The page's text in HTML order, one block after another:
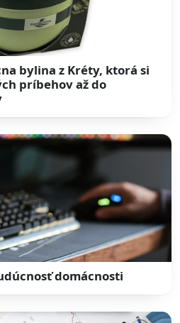
bylina z Kréty, ktorá si
príbehov až do
domácnosti